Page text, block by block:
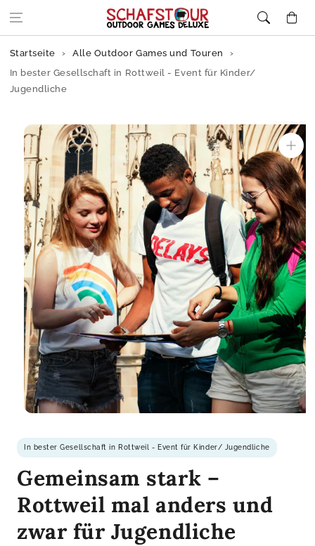
springen
Startseite
Alle Outdoor Games und Touren
In bester Gesellschaft in Rottweil - Event für Kinder/
Jugendliche
Produktinformation
springen
im
Modal
öffnen
In bester Gesellschaft in Rottweil - Event für Kinder/ Jugendliche
Gemeinsam stark –
Rottweil mal anders und
zwar für Jugendliche